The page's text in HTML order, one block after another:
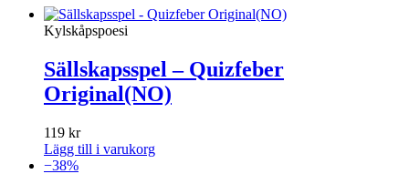
Kylskåpspoesi
Sällskapsspel – Quizfeber
Original(NO)
119 kr
Lägg till i varukorg
−38%